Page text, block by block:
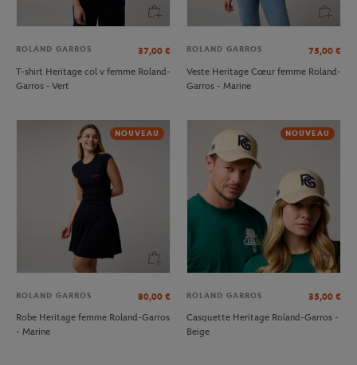
ROLAND GARROS 37,00 €
T-shirt Heritage col v femme Roland-
Garros - Vert
ROLAND GARROS 75,00 €
Veste Heritage Cœur femme Roland-
Garros - Marine
NOUVEAU
ROLAND GARROS 80,00 €
Robe Heritage femme Roland-Garros
- Marine
NOUVEAU
ROLAND GARROS 35,00 €
Casquette Heritage Roland-Garros -
Beige